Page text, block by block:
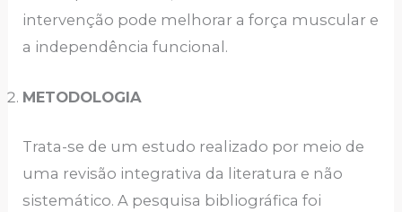
intervenção pode melhorar a força muscular e
a independência funcional.
METODOLOGIA
Trata-se de um estudo realizado por meio de
uma revisão integrativa da literatura e não
sistemático. A pesquisa bibliográfica foi